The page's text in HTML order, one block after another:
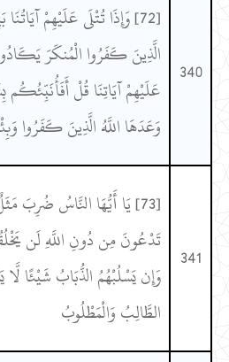
340
[72] وَإِذَا تُتْلَى عَلَيْهِمْ
الَّذِينَ كَفَرُوا الْمُنكَرَ
عَلَيْهِمْ آيَاتِنَا قُلْ
وَعَدَهَا اللَّهُ الَّذِينَ كَفَرُوا
341
[73] يَا أَيُّهَا النَّاسُ ضُرِبَ
تَدْعُونَ مِن دُونِ اللَّهِ لَن
وَإِن يَسْلُبْهُمُ الذُّبَابُ شَيْئًا
الطَّالِبُ وَالْمَطْلُوبُ